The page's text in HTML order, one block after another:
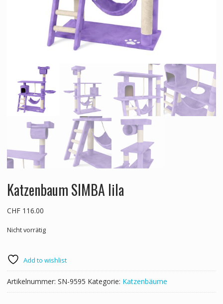
Katzenbaum SIMBA lila
CHF116.00
Nicht vorrätig
Add to wishlist
Artikelnummer: SN-9595 Kategorie: Katzenbäume